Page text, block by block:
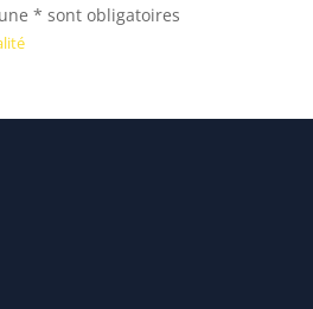
* sont obligatoires